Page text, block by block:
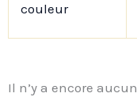
couleur
Il n’y a encore